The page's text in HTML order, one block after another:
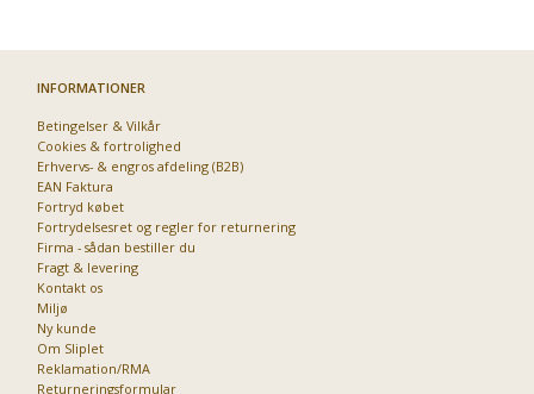
INFORMATIONER
Betingelser & Vilkår
Cookies & fortrolighed
Erhvervs- & engros afdeling (B2B)
EAN Faktura
Fortryd købet
Fortrydelsesret og regler for returnering
Firma - sådan bestiller du
Fragt & levering
Kontakt os
Miljø
Ny kunde
Om Sliplet
Reklamation/RMA
Returneringsformular